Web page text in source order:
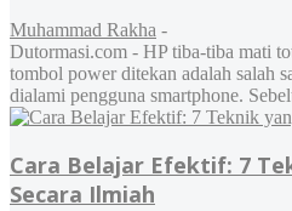
Muhammad Rakha -
Dutormasi.com - HP tiba-tiba mati
tombol power ditekan adalah salah
dialami pengguna smartphone.
Cara Belajar Efektif: 7
Secara Ilmiah